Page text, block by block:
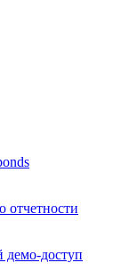
отчетности
демо-доступ